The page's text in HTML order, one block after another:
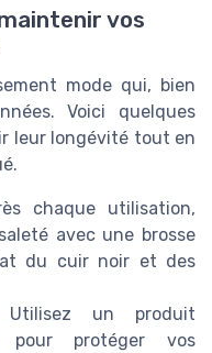
vos
mode qui, bien
Voici quelques
leur longévité tout en
chaque utilisation,
avec une brosse
du cuir noir et des
Utilisez un produit
pour protéger vos